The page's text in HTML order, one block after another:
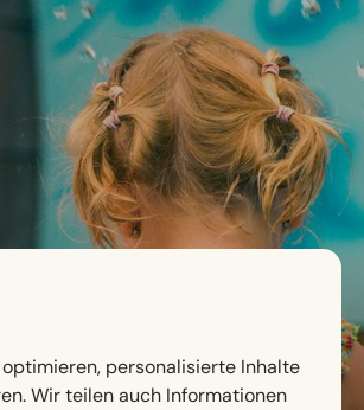
personalisierte Inhalte
Wir teilen auch Informationen